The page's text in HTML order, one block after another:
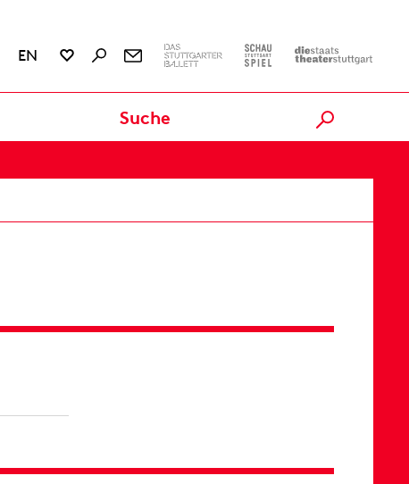
EN
Karten